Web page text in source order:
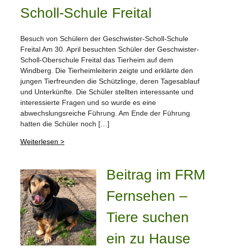
Scholl-Schule Freital
Besuch von Schülern der Geschwister-Scholl-Schule
Freital Am 30. April besuchten Schüler der Geschwister-
Scholl-Oberschule Freital das Tierheim auf dem
Windberg. Die Tierheimleiterin zeigte und erklärte den
jungen Tierfreunden die Schützlinge, deren Tagesablauf
und Unterkünfte. Die Schüler stellten interessante und
interessierte Fragen und so wurde es eine
abwechslungsreiche Führung. Am Ende der Führung
hatten die Schüler noch […]
Weiterlesen >
Beitrag im FRM
Fernsehen –
Tiere suchen
ein zu Hause